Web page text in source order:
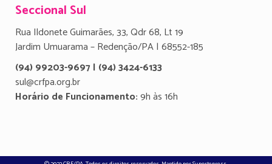
Seccional Sul
Rua Ildonete Guimarães, 33, Qdr 68, Lt 19
Jardim Umuarama – Redenção/PA | 68552-185
(94) 99203-9697 | (94) 3424-6133
sul@crfpa.org.br
Horário de Funcionamento:9h às 16h